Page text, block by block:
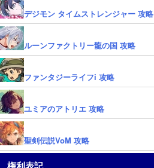
デジモン タイムストレンジャー 攻略
ルーンファクトリー龍の国 攻略
ファンタジーライフi 攻略
ユミアのアトリエ 攻略
聖剣伝説VoM 攻略